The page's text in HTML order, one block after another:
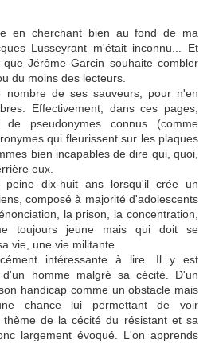
en cherchant bien au fond de ma
Lusseyrant m'était inconnu... Et
Jérôme Garcin souhaite combler
du moins des lecteurs.
de ses sauveurs, pour n'en
Effectivement, dans ces pages,
pseudonymes connus (comme
qui fleurissent sur les plaques
bien incapables de dire qui, quoi,
eux.
dix-huit ans lorsqu'il crée un
composé à majorité d'adolescents
la prison, la concentration,
toujours jeune mais qui doit se
vie, une vie militante.
intéressante à lire. Il y est
homme malgré sa cécité. D'un
handicap comme un obstacle mais
chance lui permettant de voir
de la cécité du résistant et sa
largement évoqué. L'on apprends